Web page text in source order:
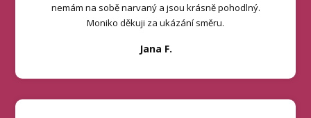
nemám na sobě narvaný a jsou krásně pohodlný.
Moniko děkuji za ukázání směru.
Jana F.